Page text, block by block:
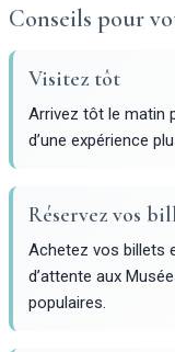
Conseils pour
Visitez tôt
Arrivez tôt le matin
d’une expérience
Réservez vos
Achetez vos billets
d’attente aux
populaires.